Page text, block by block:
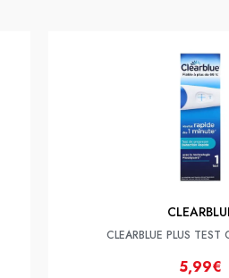
CLEARBLUE PLUS TEST
5,99€